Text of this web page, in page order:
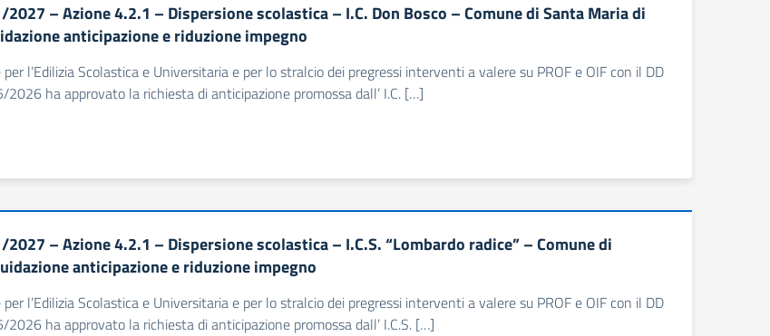
2027 – Azione 4.2.1 – Dispersione scolastica – I.C. Don Bosco – Comune di Santa Maria di
anticipazione e riduzione impegno
per l’Edilizia Scolastica e Universitaria e per lo stralcio dei pregressi interventi a valere su PROF e OIF con il DD
ha approvato la richiesta di anticipazione promossa dall’ I.C. […]
2027 – Azione 4.2.1 – Dispersione scolastica – I.C.S. “Lombardo radice” – Comune di
anticipazione e riduzione impegno
per l’Edilizia Scolastica e Universitaria e per lo stralcio dei pregressi interventi a valere su PROF e OIF con il DD
ha approvato la richiesta di anticipazione promossa dall’ I.C.S. […]